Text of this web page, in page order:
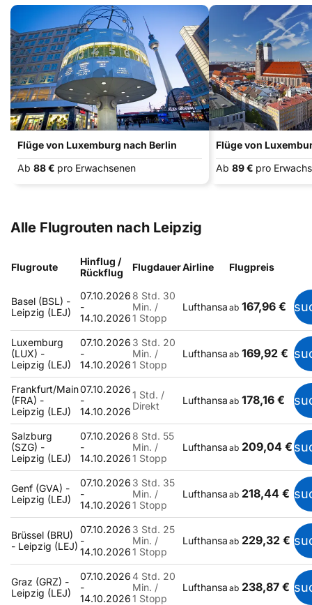
Flüge von Luxemburg nach Berlin
Ab 88 € pro Erwachsenen
Flüge von
Ab 89 € pro
Alle Flugrouten nach Leipzig
Flugroute
Hinflug /
Rückflug
FlugdauerAirline Flugpreis
Basel (BSL) -
Leipzig (LEJ)
07.10.2026
-
14.10.2026
8 Std. 30
Min. /
1 Stopp
Lufthansa ab 167,96 €
Luxemburg
(LUX) -
Leipzig (LEJ)
07.10.2026
-
14.10.2026
3 Std. 20
Min. /
1 Stopp
Lufthansa ab 169,92 €
Frankfurt/Main
(FRA) -
Leipzig (LEJ)
07.10.2026
-
14.10.2026
1 Std. /
Direkt
Lufthansa ab 178,16 €
Salzburg
(SZG) -
Leipzig (LEJ)
07.10.2026
-
14.10.2026
8 Std. 55
Min. /
1 Stopp
Lufthansa ab 209,04 €
Genf (GVA) -
Leipzig (LEJ)
07.10.2026
-
14.10.2026
3 Std. 35
Min. /
1 Stopp
Lufthansa ab 218,44 €
Brüssel (BRU)
- Leipzig (LEJ)
07.10.2026
-
14.10.2026
3 Std. 25
Min. /
1 Stopp
Lufthansa ab 229,32 €
Graz (GRZ) -
Leipzig (LEJ)
07.10.2026
-
14.10.2026
4 Std. 20
Min. /
1 Stopp
Lufthansa ab 238,87 €